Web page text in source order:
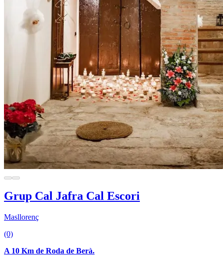
Grup Cal Jafra Cal Escori
Masllorenç
(0)
A 10 Km de Roda de Berà.